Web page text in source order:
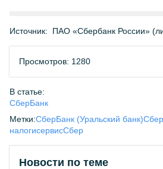
Источник: ПАО «Сбербанк России»
Просмотров: 1280
В статье:
СберБанк
Метки:СберБанк (Уральский банк)
налогисервисСбер
Новости по теме